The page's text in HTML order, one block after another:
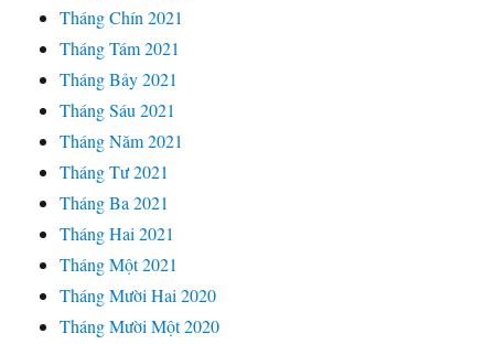
Tháng Chín 2021
Tháng Tám 2021
Tháng Bảy 2021
Tháng Sáu 2021
Tháng Năm 2021
Tháng Tư 2021
Tháng Ba 2021
Tháng Hai 2021
Tháng Một 2021
Tháng Mười Hai 2020
Tháng Mười Một 2020